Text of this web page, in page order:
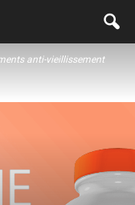
anti-vieillissement